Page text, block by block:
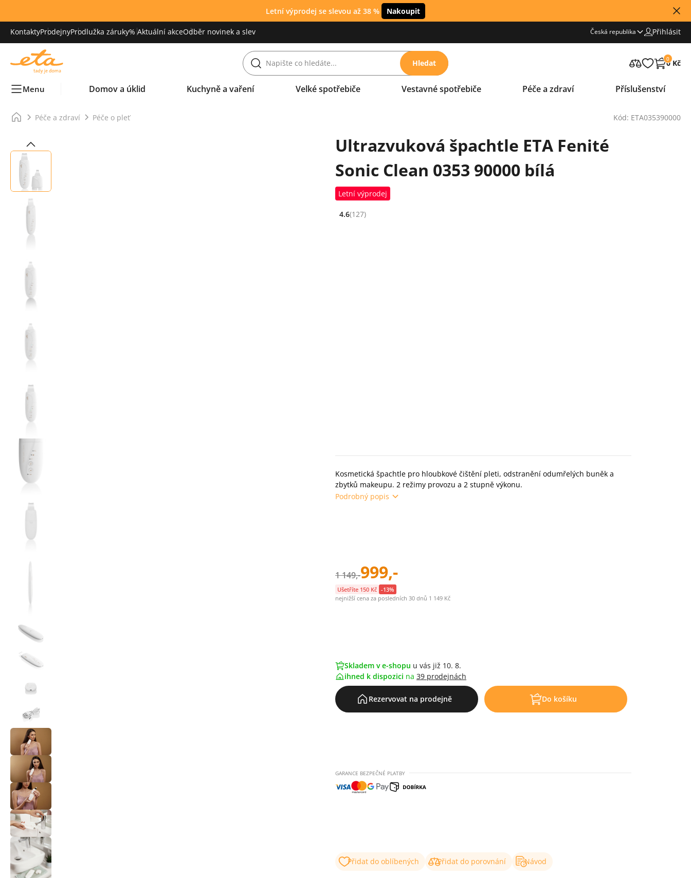
Letní výprodej se slevou až 38 % Nakoupit
KontaktyProdejnyProdlužka záruky% Aktuální akceOdběr novinek a slev Česká republika Přihlásit
Hledat 0
0 Kč
Menu Domov a úklid Kuchyně a vaření Velké spotřebiče Vestavné spotřebiče Péče a zdraví Příslušenství
Péče a zdraví Péče o pleť Kód: ETA035390000
Ultrazvuková špachtle ETA Fenité
Sonic Clean 0353 90000 bílá
Letní výprodej
Hodnocení: 4.6 z 5 (127 recenzí)
4.6(127)
Kosmetická špachtle pro hloubkové čištění pleti, odstranění odumřelých buněk a
zbytků makeupu. 2 režimy provozu a 2 stupně výkonu.
Podrobný popis
1 149,-999,-
Ušetříte 150 Kč -13%
nejnižší cena za posledních 30 dnů 1 149 Kč
Skladem v e-shopu u vás již 10. 8.
ihned k dispozici na 39 prodejnách
Rezervovat na prodejně Do košíku
GARANCE BEZPEČNÉ PLATBY
Přidat do oblíbených Přidat do porovnání Návod